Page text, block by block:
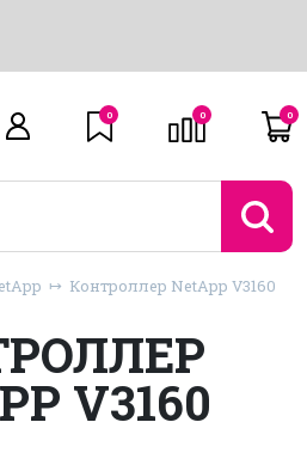
0 0 0
Контроллер NetApp V3160
V3160